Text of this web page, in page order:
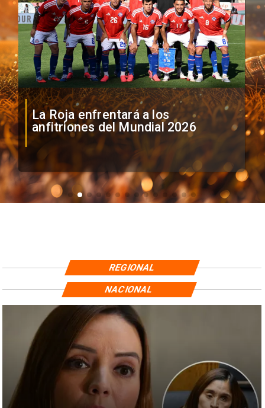
La Roja enfrentará a los
anfitriones del Mundial 2026
REGIONAL
NACIONAL